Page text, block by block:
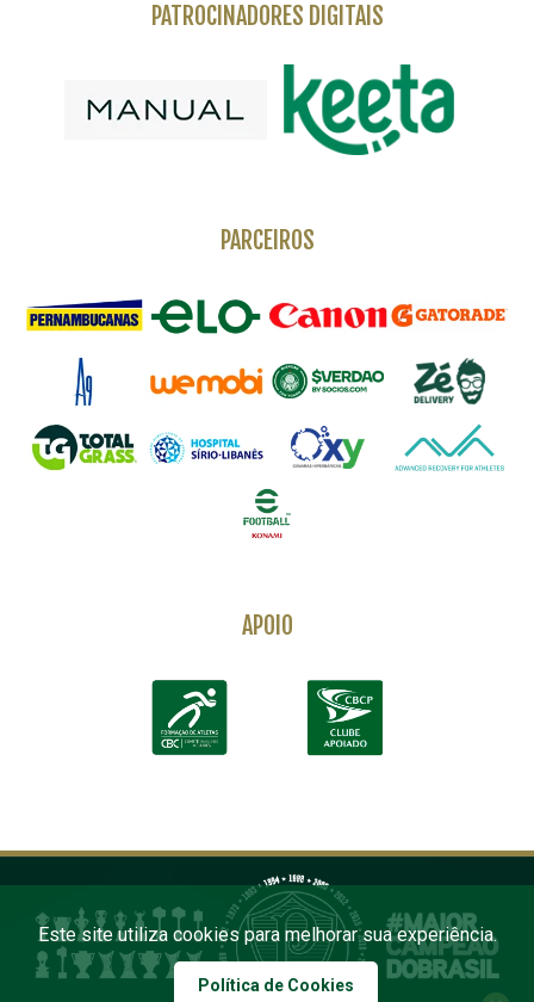
PATROCINADORES DIGITAIS
PARCEIROS
APOIO
Este site utiliza cookies para melhorar sua experiência.
Política de Cookies